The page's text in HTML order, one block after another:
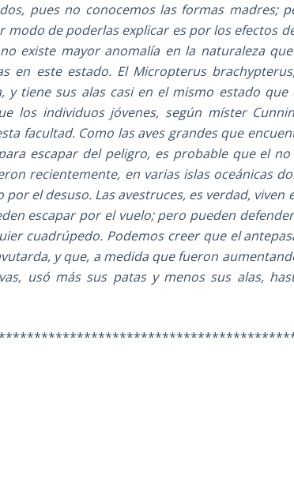
pues no conocemos las formas madres;
de poderlas explicar es por los efectos
existe mayor anomalía en la naturaleza
en este estado. El Micropterus
y tiene sus alas casi en el mismo estado
los individuos jóvenes, según míster
facultad. Como las aves grandes que
escapar del peligro, es probable que el
recientemente, en varias islas oceánicas
el desuso. Las avestruces, es verdad, viven
escapar por el vuelo; pero pueden
cuadrúpedo. Podemos creer que el
y que, a medida que fueron
usó más sus patas y menos sus alas,